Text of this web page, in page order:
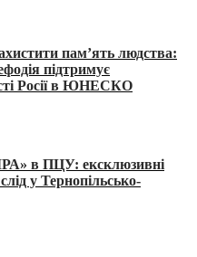
пам’ять людства:
підтримує
Росії в ЮНЕСКО
в ПЦУ: ексклюзивні
у Тернопільсько-